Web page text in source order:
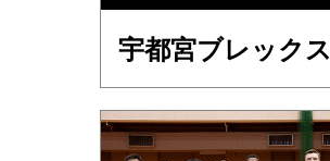
宇都宮ブレックス